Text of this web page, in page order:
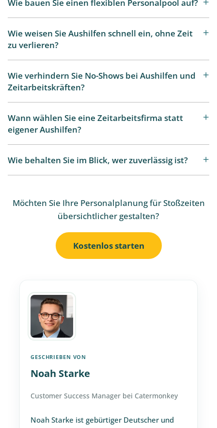
Wie bauen Sie einen flexiblen Personalpool auf?
Wie weisen Sie Aushilfen schnell ein, ohne Zeit
zu verlieren?
Wie verhindern Sie No-Shows bei Aushilfen und
Zeitarbeitskräften?
Wann wählen Sie eine Zeitarbeitsfirma statt
eigener Aushilfen?
Wie behalten Sie im Blick, wer zuverlässig ist?
Möchten Sie Ihre Personalplanung für Stoßzeiten
übersichtlicher gestalten?
Kostenlos starten
GESCHRIEBEN VON
Noah Starke
Customer Success Manager bei Catermonkey
Noah Starke ist gebürtiger Deutscher und